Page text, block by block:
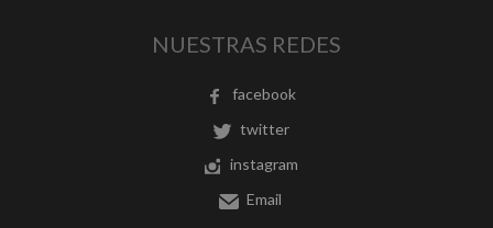
NUESTRAS REDES
facebook
twitter
instagram
Email